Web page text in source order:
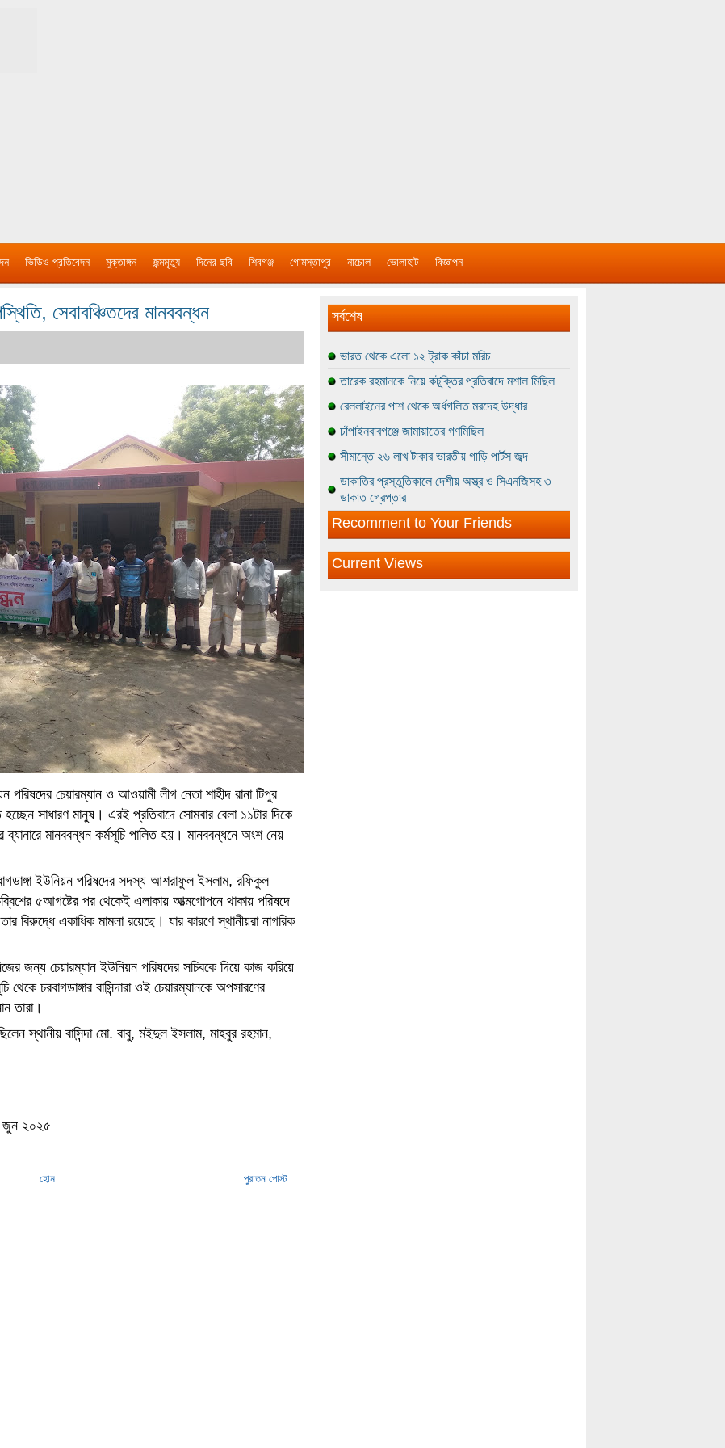
ভিডিও প্রতিবেদন মুক্তাঙ্গন জন্মমৃত্যু দিনের ছবি শিবগঞ্জ গোমস্তাপুর নাচোল ভোলাহাট বিজ্ঞাপন
সেবাবঞ্চিতদের মানববন্ধন
পরিষদের চেয়ারম্যান ও আওয়ামী লীগ নেতা শাহীদ রানা টিপুর
সাধারণ মানুষ। এরই প্রতিবাদে সোমবার বেলা ১১টার দিকে
ব্যানারে মানববন্ধন কর্মসূচি পালিত হয়। মানববন্ধনে অংশ নেয়
ইউনিয়ন পরিষদের সদস্য আশরাফুল ইসলাম, রফিকুল
৫আগষ্টের পর থেকেই এলাকায় আত্মগোপনে থাকায় পরিষদে
বিরুদ্ধে একাধিক মামলা রয়েছে। যার কারণে স্থানীয়রা নাগরিক
জন্য চেয়ারম্যান ইউনিয়ন পরিষদের সচিবকে দিয়ে কাজ করিয়ে
চরবাগডাঙ্গার বাসিন্দারা ওই চেয়ারম্যানকে অপসারণের
তারা।
স্থানীয় বাসিন্দা মো. বাবু, মইদুল ইসলাম, মাহবুর রহমান,
জুন ২০২৫
পুরাতন পোস্ট
হোম
সর্বশেষ
ভারত থেকে এলো ১২ ট্রাক কাঁচা মরিচ
তারেক রহমানকে নিয়ে কটূক্তির প্রতিবাদে মশাল মিছিল
রেললাইনের পাশ থেকে অর্ধগলিত মরদেহ উদ্ধার
চাঁপাইনবাবগঞ্জে জামায়াতের গণমিছিল
সীমান্তে ২৬ লাখ টাকার ভারতীয় গাড়ি পার্টস জব্দ
ডাকাতির প্রস্তুতিকালে দেশীয় অস্ত্র ও সিএনজিসহ ৩
ডাকাত গ্রেপ্তার
Recomment to Your Friends
Current Views